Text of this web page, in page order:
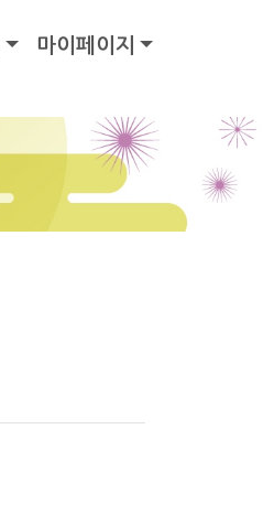
마이페이지